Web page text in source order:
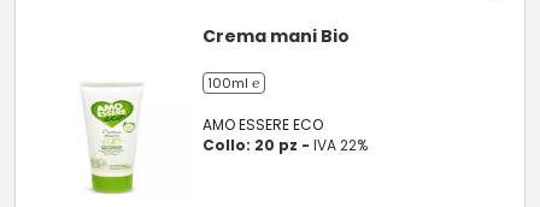
Crema mani Bio
100ml ℮
AMO ESSERE ECO
Collo: 20 pz -IVA 22%